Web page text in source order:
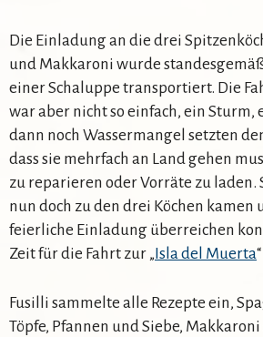
Die Einladung an die drei
und Makkaroni wurde
einer Schaluppe transportiert. Die
war aber nicht so einfach, ein Sturm,
dann noch Wassermangel setzten
dass sie mehrfach an Land gehen
zu reparieren oder Vorräte zu laden.
nun doch zu den drei Köchen kamen
feierliche Einladung überreichen
Zeit für die Fahrt zur „Isla del Muerta
Fusilli sammelte alle Rezepte ein,
Töpfe, Pfannen und Siebe,